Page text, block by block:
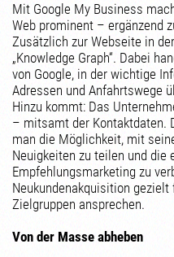
Mit Google My Business
Web prominent – ergänzend
Zusätzlich zur Webseite in
„Knowledge Graph“. Dabei
von Google, in der wichtige
Adressen und Anfahrtswege
Hinzu kommt: Das
– mitsamt der Kontaktdaten.
man die Möglichkeit, mit
Neuigkeiten zu teilen und die
Empfehlungsmarketing zu
Neukundenakquisition
Zielgruppen ansprechen.
Von der Masse abheben